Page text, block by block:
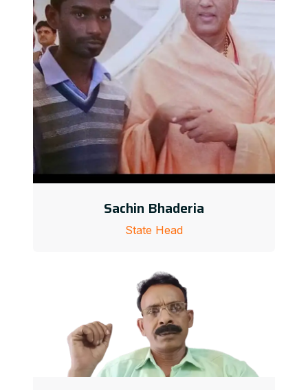
Sachin Bhaderia
State Head